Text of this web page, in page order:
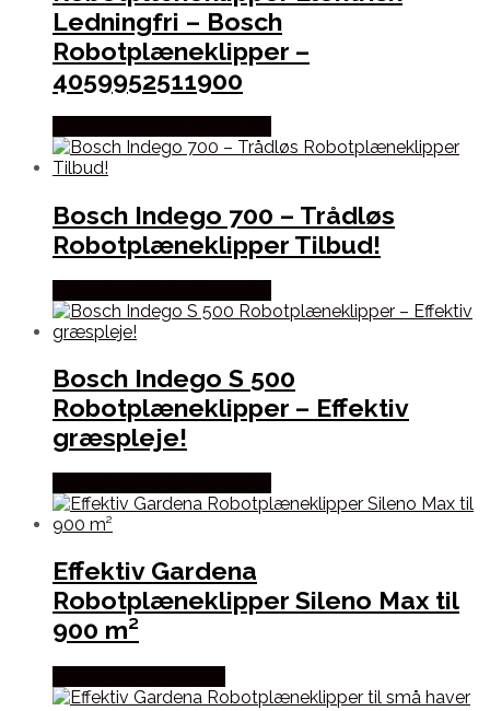
Ledningfri – Bosch
Robotplæneklipper –
4059952511900
Bosch Indego 700 – Trådløs
Robotplæneklipper Tilbud!
Bosch Indego S 500
Robotplæneklipper – Effektiv
græspleje!
Effektiv Gardena
Robotplæneklipper Sileno Max til
900 m²